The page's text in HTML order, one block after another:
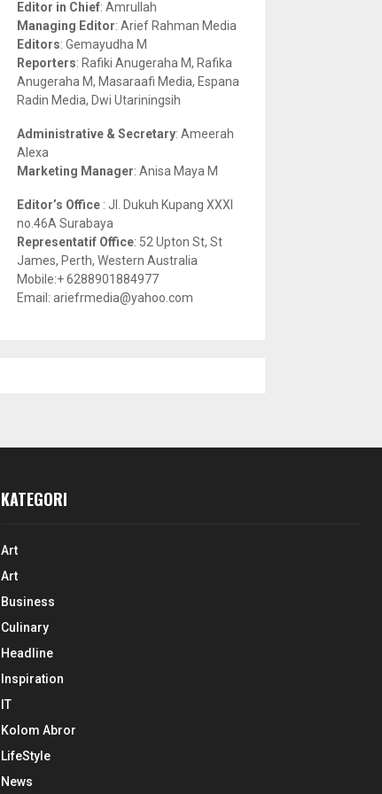
r
:
R
H
Editor in Chief: Amrullah
Managing Editor: Arief Rahman Media
Editors: Gemayudha M
Reporters: Rafiki Anugeraha M, Rafika
Anugeraha M, Masaraafi Media, Espana
Radin Media, Dwi Utariningsih
Administrative & Secretary: Ameerah
Alexa
Marketing Manager: Anisa Maya M
Editor’s Office : Jl. Dukuh Kupang XXXI
no.46A Surabaya
Representatif Office: 52 Upton St, St
James, Perth, Western Australia
Mobile:+ 6288901884977
Email: ariefrmedia@yahoo.com
KATEGORI
Art
Art
Business
Culinary
Headline
Inspiration
IT
Kolom Abror
LifeStyle
News